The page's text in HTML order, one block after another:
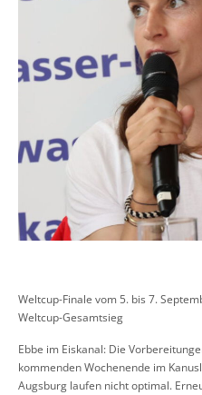
Weltcup-Finale vom 5. bis 7.
Weltcup-Gesamtsieg
Ebbe im Eiskanal: Die
kommenden Wochenende im
Augsburg laufen nicht optimal.